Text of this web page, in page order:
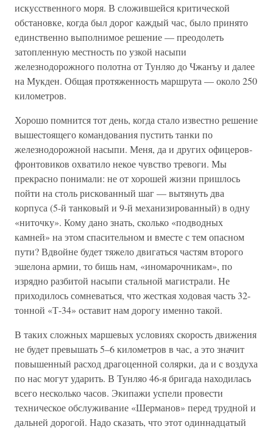
искусственного моря. В сложившейся критической
обстановке, когда был дорог каждый час, было принято
единственно выполнимое решение — преодолеть
затопленную местность по узкой насыпи
железнодорожного полотна от Тунляо до Чжанъу и далее
на Мукден. Общая протяженность маршрута — около 250
километров.
Хорошо помнится тот день, когда стало известно решение
вышестоящего командования пустить танки по
железнодорожной насыпи. Меня, да и других офицеров-
фронтовиков охватило некое чувство тревоги. Мы
прекрасно понимали: не от хорошей жизни пришлось
пойти на столь рискованный шаг — вытянуть два
корпуса (5-й танковый и 9-й механизированный) в одну
«ниточку». Кому дано знать, сколько «подводных
камней» на этом спасительном и вместе с тем опасном
пути? Вдвойне будет тяжело двигаться частям второго
эшелона армии, то бишь нам, «иномарочникам», по
изрядно разбитой насыпи стальной магистрали. Не
приходилось сомневаться, что жесткая ходовая часть 32-
тонной «Т-34» оставит нам дорогу именно такой.
В таких сложных маршевых условиях скорость движения
не будет превышать 5–6 километров в час, а это значит
повышенный расход драгоценной солярки, да и с воздуха
по нас могут ударить. В Тунляо 46-я бригада находилась
всего несколько часов. Экипажи успели провести
техническое обслуживание «Шерманов» перед трудной и
дальней дорогой. Надо сказать, что этот одиннадцатый